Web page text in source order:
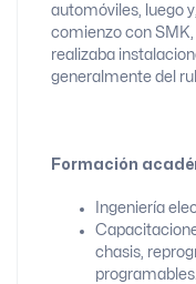
automóviles, luego
comienzo con
realizaba
generalmente del
Formación
Ingeniería
chasis,
programables.